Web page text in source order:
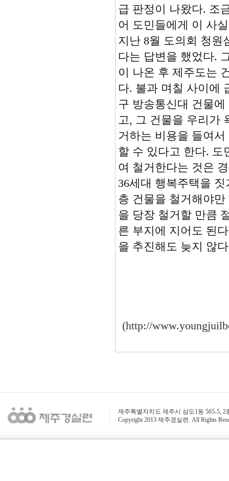
급 판정이 나왔다. 조
어 도민들에게 이 사
지난 8월 도의회 청원
다는 답변을 했었다.
이 나온 후 제주도는
다. 불과 며칠 사이에
구 방송통신대 건물
고, 그 건물을 우리가
거하는 비용을 들여
할 수 있다고 한다. 도
여 철거한다는 것은
36세대 행복주택을
층 건물을 철거해야
을 당장 철거할 만큼
른 부지에 지어도 된
을 추진해도 늦지 않
(http://
제주특별자치도 제주시 삼도1동 565-5, 2
Copyright 2013 제주경실련. All Rights